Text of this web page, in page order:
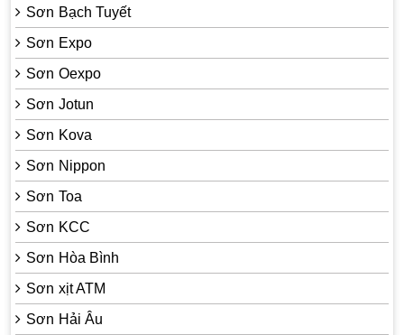
Sơn Bạch Tuyết
Sơn Expo
Sơn Oexpo
Sơn Jotun
Sơn Kova
Sơn Nippon
Sơn Toa
Sơn KCC
Sơn Hòa Bình
Sơn xịt ATM
Sơn Hải Âu